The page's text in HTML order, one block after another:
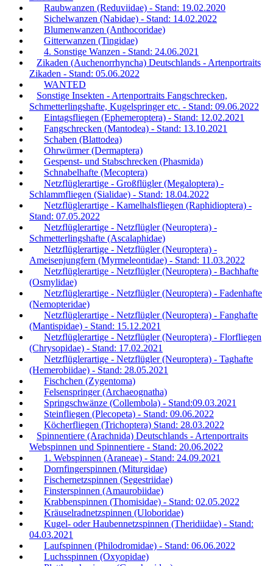
Raubwanzen (Reduviidae) - Stand: 19.02.2020
Sichelwanzen (Nabidae) - Stand: 14.02.2022
Blumenwanzen (Anthocoridae)
Gitterwanzen (Tingidae)
4. Sonstige Wanzen - Stand: 24.06.2021
Zikaden (Auchenorrhyncha) Deutschlands - Artenportraits
Zikaden - Stand: 05.06.2022
WANTED
Sonstige Insekten - Artenportraits Fangschrecken,
Schmetterlingshafte, Kugelspringer etc. - Stand: 09.06.2022
Eintagsfliegen (Ephemeroptera) - Stand: 12.02.2021
Fangschrecken (Mantodea) - Stand: 13.10.2021
Schaben (Blattodea)
Ohrwürmer (Dermaptera)
Gespenst- und Stabschrecken (Phasmida)
Schnabelhafte (Mecoptera)
Netzflüglerartige - Großflügler (Megaloptera) -
Schlammfliegen (Sialidae) - Stand: 18.04.2022
Netzflüglerartige - Kamelhalsfliegen (Raphidioptera) -
Stand: 07.05.2022
Netzflüglerartige - Netzflügler (Neuroptera) -
Schmetterlingshafte (Ascalaphidae)
Netzflüglerartige - Netzflügler (Neuroptera) -
Ameisenjungfern (Myrmeleontidae) - Stand: 11.03.2022
Netzflüglerartige - Netzflügler (Neuroptera) - Bachhafte
(Osmylidae)
Netzflüglerartige - Netzflügler (Neuroptera) - Fadenhafte
(Nemopteridae)
Netzflüglerartige - Netzflügler (Neuroptera) - Fanghafte
(Mantispidae) - Stand: 15.12.2021
Netzflüglerartige - Netzflügler (Neuroptera) - Florfliegen
(Chrysopidae) - Stand: 17.02.2021
Netzflüglerartige - Netzflügler (Neuroptera) - Taghafte
(Hemerobiidae) - Stand: 28.05.2021
Fischchen (Zygentoma)
Felsenspringer (Archaeognatha)
Springschwänze (Collembola) - Stand:09.03.2021
Steinfliegen (Plecopeta) - Stand: 09.06.2022
Köcherfliegen (Trichoptera) Stand: 28.03.2022
Spinnentiere (Arachnida) Deutschlands - Artenportraits
Webspinnen und Spinnentiere - Stand: 20.06.2022
1. Webspinnen (Araneae) - Stand: 24.09.2021
Dornfingerspinnen (Miturgidae)
Fischernetzspinnen (Segestriidae)
Finsterspinnen (Amaurobiidae)
Krabbenspinnen (Thomisidae) - Stand: 02.05.2022
Kräuselradnetzspinnen (Uloboridae)
Kugel- oder Haubennetzspinnen (Theridiidae) - Stand:
04.03.2021
Laufspinnen (Philodromidae) - Stand: 06.06.2022
Luchsspinnen (Oxyopidae)